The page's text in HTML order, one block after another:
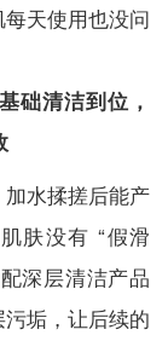
天使用也没问
础清洁到位，
水揉搓后能产
肤没有 “假滑
深层清洁产品
垢，让后续的